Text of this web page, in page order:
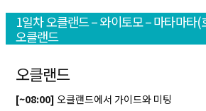
1일차 오클랜드 – 와이토모 – 마타마타
오클랜드
오클랜드
[~08:00] 오클랜드에서 가이드와 미팅